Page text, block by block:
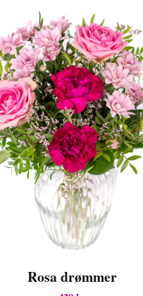
Rosa drømmer